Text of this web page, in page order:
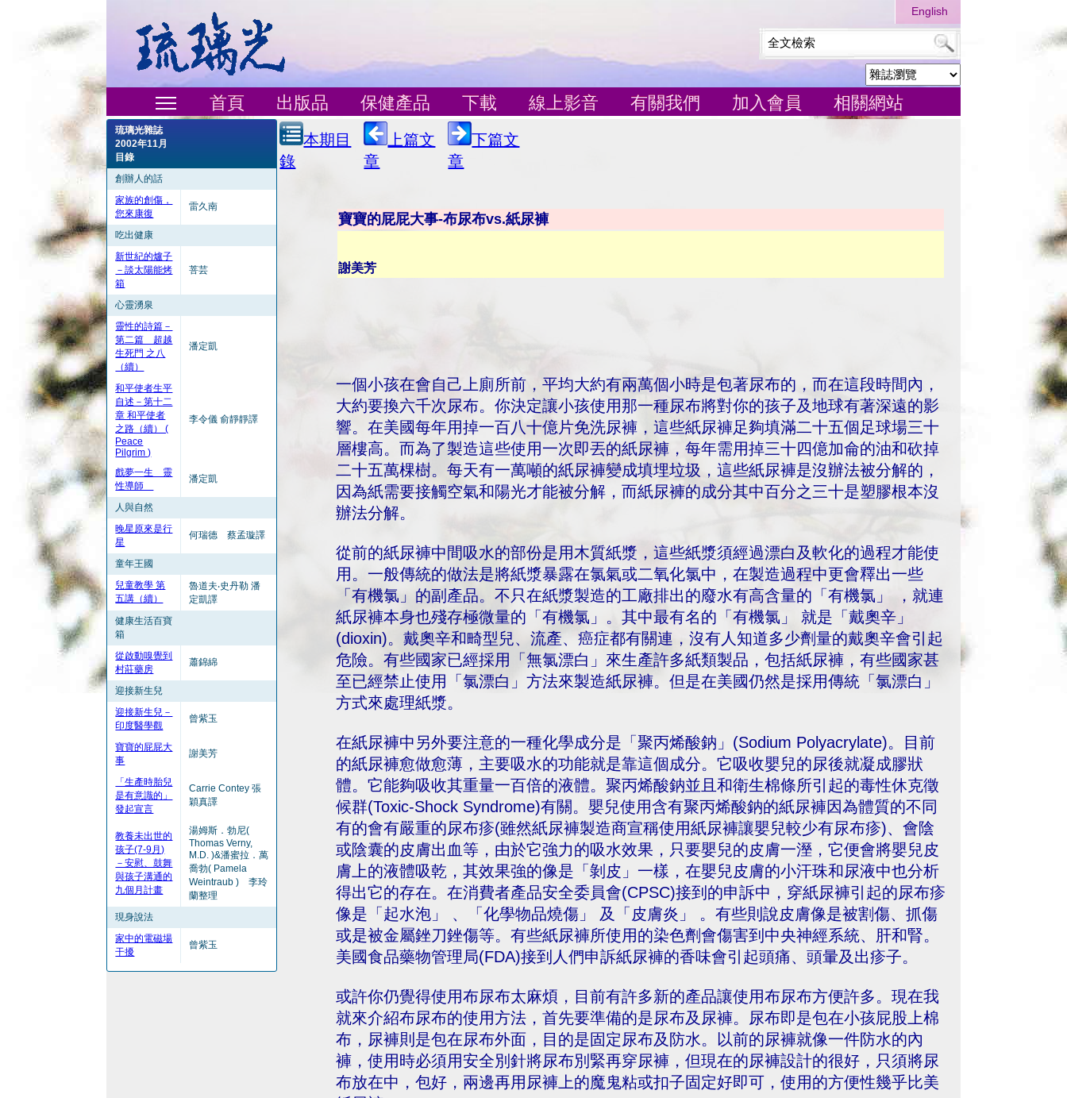
English
首頁 出版品 保健產品 下載 線上影音 有關我們 加入會員 相關網站
琉璃光雜誌
2002年11月
目錄
創辦人的話
家族的創傷，
您來康復
雷久南
吃出健康
新世紀的爐子
－談太陽能烤
箱
菩芸
心靈湧泉
靈性的詩篇－
第二篇 超越
生死門 之八
（續）
潘定凱
和平使者生平
自述－第十二
章 和平使者
之路（續） (
Peace
Pilgrim )
李令儀 俞靜靜譯
戲夢一生 靈
性導師
潘定凱
人與自然
晚星原來是行
星
何瑞德 蔡孟璇譯
童年王國
兒童教學 第
五講（續）
魯道夫‧史丹勒 潘
定凱譯
健康生活百寶
箱
從啟動嗅覺到
村莊藥房
蕭錦綿
迎接新生兒
迎接新生兒－
印度醫學觀
曾紫玉
寶寶的屁屁大
事
謝美芳
「生產時胎兒
是有意識的」
發起宣言
Carrie Contey 張
穎真譯
教養未出世的
孩子(7-9月)
－安慰、鼓舞
與孩子溝通的
九個月計畫
湯姆斯．勃尼(
Thomas Verny,
M.D. )&潘蜜拉．萬
喬勃( Pamela
Weintraub ) 李玲
蘭整理
現身說法
家中的電磁場
干擾
曾紫玉
本期目
錄
上篇文
章
下篇文
章
寶寶的屁屁大事-布尿布vs.紙尿褲
謝美芳
一個小孩在會自己上廁所前，平均大約有兩萬個小時是包著尿布的，而在這段時間內，
大約要換六千次尿布。你決定讓小孩使用那一種尿布將對你的孩子及地球有著深遠的影
響。在美國每年用掉一百八十億片免洗尿褲，這些紙尿褲足夠填滿二十五個足球場三十
層樓高。而為了製造這些使用一次即丟的紙尿褲，每年需用掉三十四億加侖的油和砍掉
二十五萬棵樹。每天有一萬噸的紙尿褲變成填埋垃圾，這些紙尿褲是沒辦法被分解的，
因為紙需要接觸空氣和陽光才能被分解，而紙尿褲的成分其中百分之三十是塑膠根本沒
辦法分解。
從前的紙尿褲中間吸水的部份是用木質紙漿，這些紙漿須經過漂白及軟化的過程才能使
用。一般傳統的做法是將紙漿暴露在氯氣或二氧化氯中，在製造過程中更會釋出一些
「有機氯」的副產品。不只在紙漿製造的工廠排出的廢水有高含量的「有機氯」 ，就連
紙尿褲本身也殘存極微量的「有機氯」。其中最有名的「有機氯」 就是「戴奧辛」
(dioxin)。戴奧辛和畸型兒、流產、癌症都有關連，沒有人知道多少劑量的戴奧辛會引起
危險。有些國家已經採用「無氯漂白」來生產許多紙類製品，包括紙尿褲，有些國家甚
至已經禁止使用「氯漂白」方法來製造紙尿褲。但是在美國仍然是採用傳統「氯漂白」
方式來處理紙漿。
在紙尿褲中另外要注意的一種化學成分是「聚丙烯酸鈉」(Sodium Polyacrylate)。目前
的紙尿褲愈做愈薄，主要吸水的功能就是靠這個成分。它吸收嬰兒的尿後就凝成膠狀
體。它能夠吸收其重量一百倍的液體。聚丙烯酸鈉並且和衛生棉條所引起的毒性休克徵
候群(Toxic-Shock Syndrome)有關。嬰兒使用含有聚丙烯酸鈉的紙尿褲因為體質的不同
有的會有嚴重的尿布疹(雖然紙尿褲製造商宣稱使用紙尿褲讓嬰兒較少有尿布疹)、會陰
或陰囊的皮膚出血等，由於它強力的吸水效果，只要嬰兒的皮膚一溼，它便會將嬰兒皮
膚上的液體吸乾，其效果強的像是「剝皮」一樣，在嬰兒皮膚的小汗珠和尿液中也分析
得出它的存在。在消費者產品安全委員會(CPSC)接到的申訴中，穿紙尿褲引起的尿布疹
像是「起水泡」 、「化學物品燒傷」 及「皮膚炎」 。有些則說皮膚像是被割傷、抓傷
或是被金屬銼刀銼傷等。有些紙尿褲所使用的染色劑會傷害到中央神經系統、肝和腎。
美國食品藥物管理局(FDA)接到人們申訴紙尿褲的香味會引起頭痛、頭暈及出疹子。
或許你仍覺得使用布尿布太麻煩，目前有許多新的產品讓使用布尿布方便許多。現在我
就來介紹布尿布的使用方法，首先要準備的是尿布及尿褲。尿布即是包在小孩屁股上棉
布，尿褲則是包在尿布外面，目的是固定尿布及防水。以前的尿褲就像一件防水的內
褲，使用時必須用安全別針將尿布別緊再穿尿褲，但現在的尿褲設計的很好，只須將尿
布放在中，包好，兩邊再用尿褲上的魔鬼粘或扣子固定好即可，使用的方便性幾乎比美